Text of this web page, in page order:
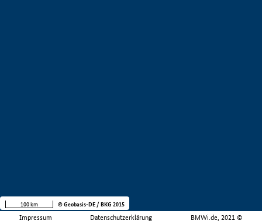
Impressum Datenschutzerklärung BMWi.de, 2021 ©
100 km © Geobasis-DE / BKG 2015